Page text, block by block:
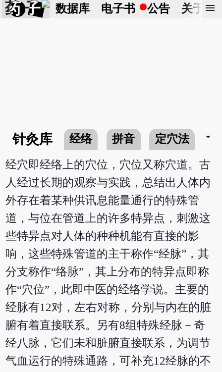
药 子 数据库 电子书 公告 关于 menu
针灸库 经络 拼音 定穴法 arrow_drop_down
经穴即经络上的穴位，穴位又称穴道。古
人经过长期的观察与实践，总结出人体内
外存在着某种供讯息能量通行的特殊管
道，与位在管道上的许多特异点，刺激这
些特异点对人体的种种机能有直接的影
响，这些特殊管道的主干称作“经脉”，其
分支称作“络脉”，其上分布的特异点即称
作“穴位”，此即中医的经络学说。主要的
经脉有12对，左右对称，分别与内在的脏
腑有着直接联系。另有8组特殊经脉－奇
经八脉，它们未和脏腑直接联系，为调节
气血运行的特殊通路，可补充12经脉的不